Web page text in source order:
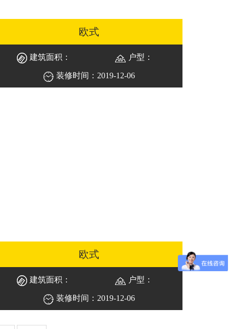
欧式
建筑面积： 户型：
装修时间：2019-12-06
欧式
建筑面积： 户型：
装修时间：2019-12-06